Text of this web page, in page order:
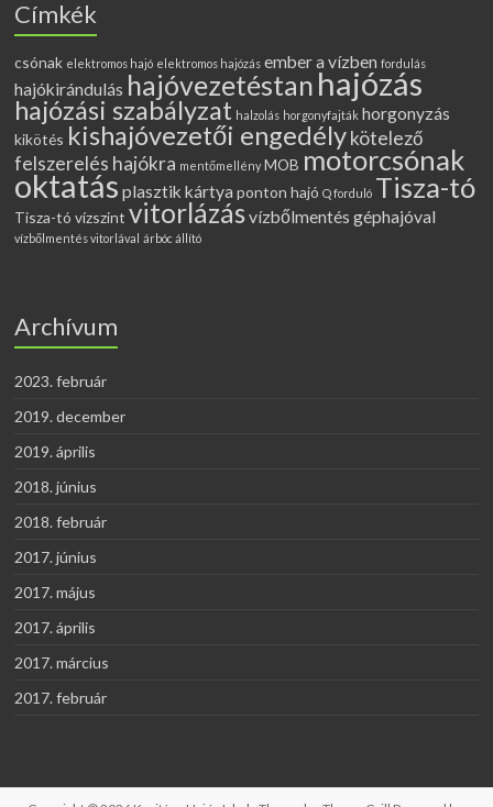
Címkék
csónak elektromos hajó elektromos hajózás ember a vízben fordulás
hajókirándulás hajóvezetéstan hajózás
hajózási szabályzat halzolás horgonyfajták horgonyzás
kikötés kishajóvezetői engedélykötelező
felszerelés hajókra mentőmellény MOB motorcsónak
oktatás plasztik kártya ponton hajó Q forduló Tisza-tó
Tisza-tó vízszint vitorlázásvízbőlmentés géphajóval
vízbőlmentés vitorlával árbóc állító
Archívum
2023. február
2019. december
2019. április
2018. június
2018. február
2017. június
2017. május
2017. április
2017. március
2017. február